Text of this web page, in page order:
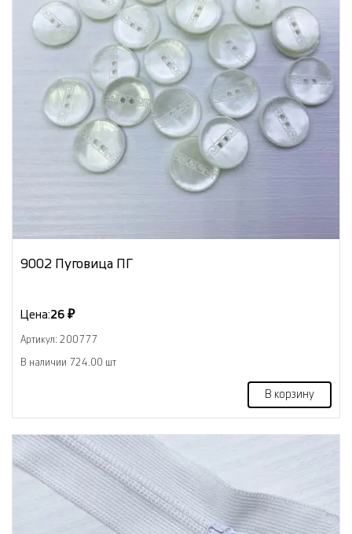
9002 Пуговица ПГ
Цена:26 ₽
Артикул: 200777
В наличии 724.00 шт
В корзину